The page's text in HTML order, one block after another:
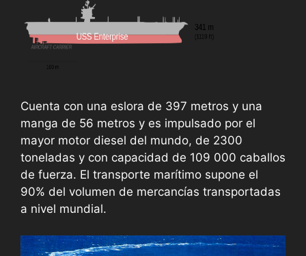
Cuenta con una eslora de 397 metros y una
manga de 56 metros y es impulsado por el
mayor motor diesel del mundo, de 2300
toneladas y con capacidad de 109 000 caballos
de fuerza. El transporte marítimo supone el
90% del volumen de mercancías transportadas
a nivel mundial.